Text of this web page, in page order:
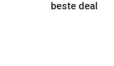
beste deal